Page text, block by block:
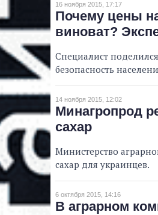
16 ноября 2015, 17:17
Почему цены
виноват?
Специалист
безопасность
14 ноября 2015, 12:02
Минагропрод
сахар
Министерство
сахар для украинцев.
6 октября 2015, 14:16
В аграрном